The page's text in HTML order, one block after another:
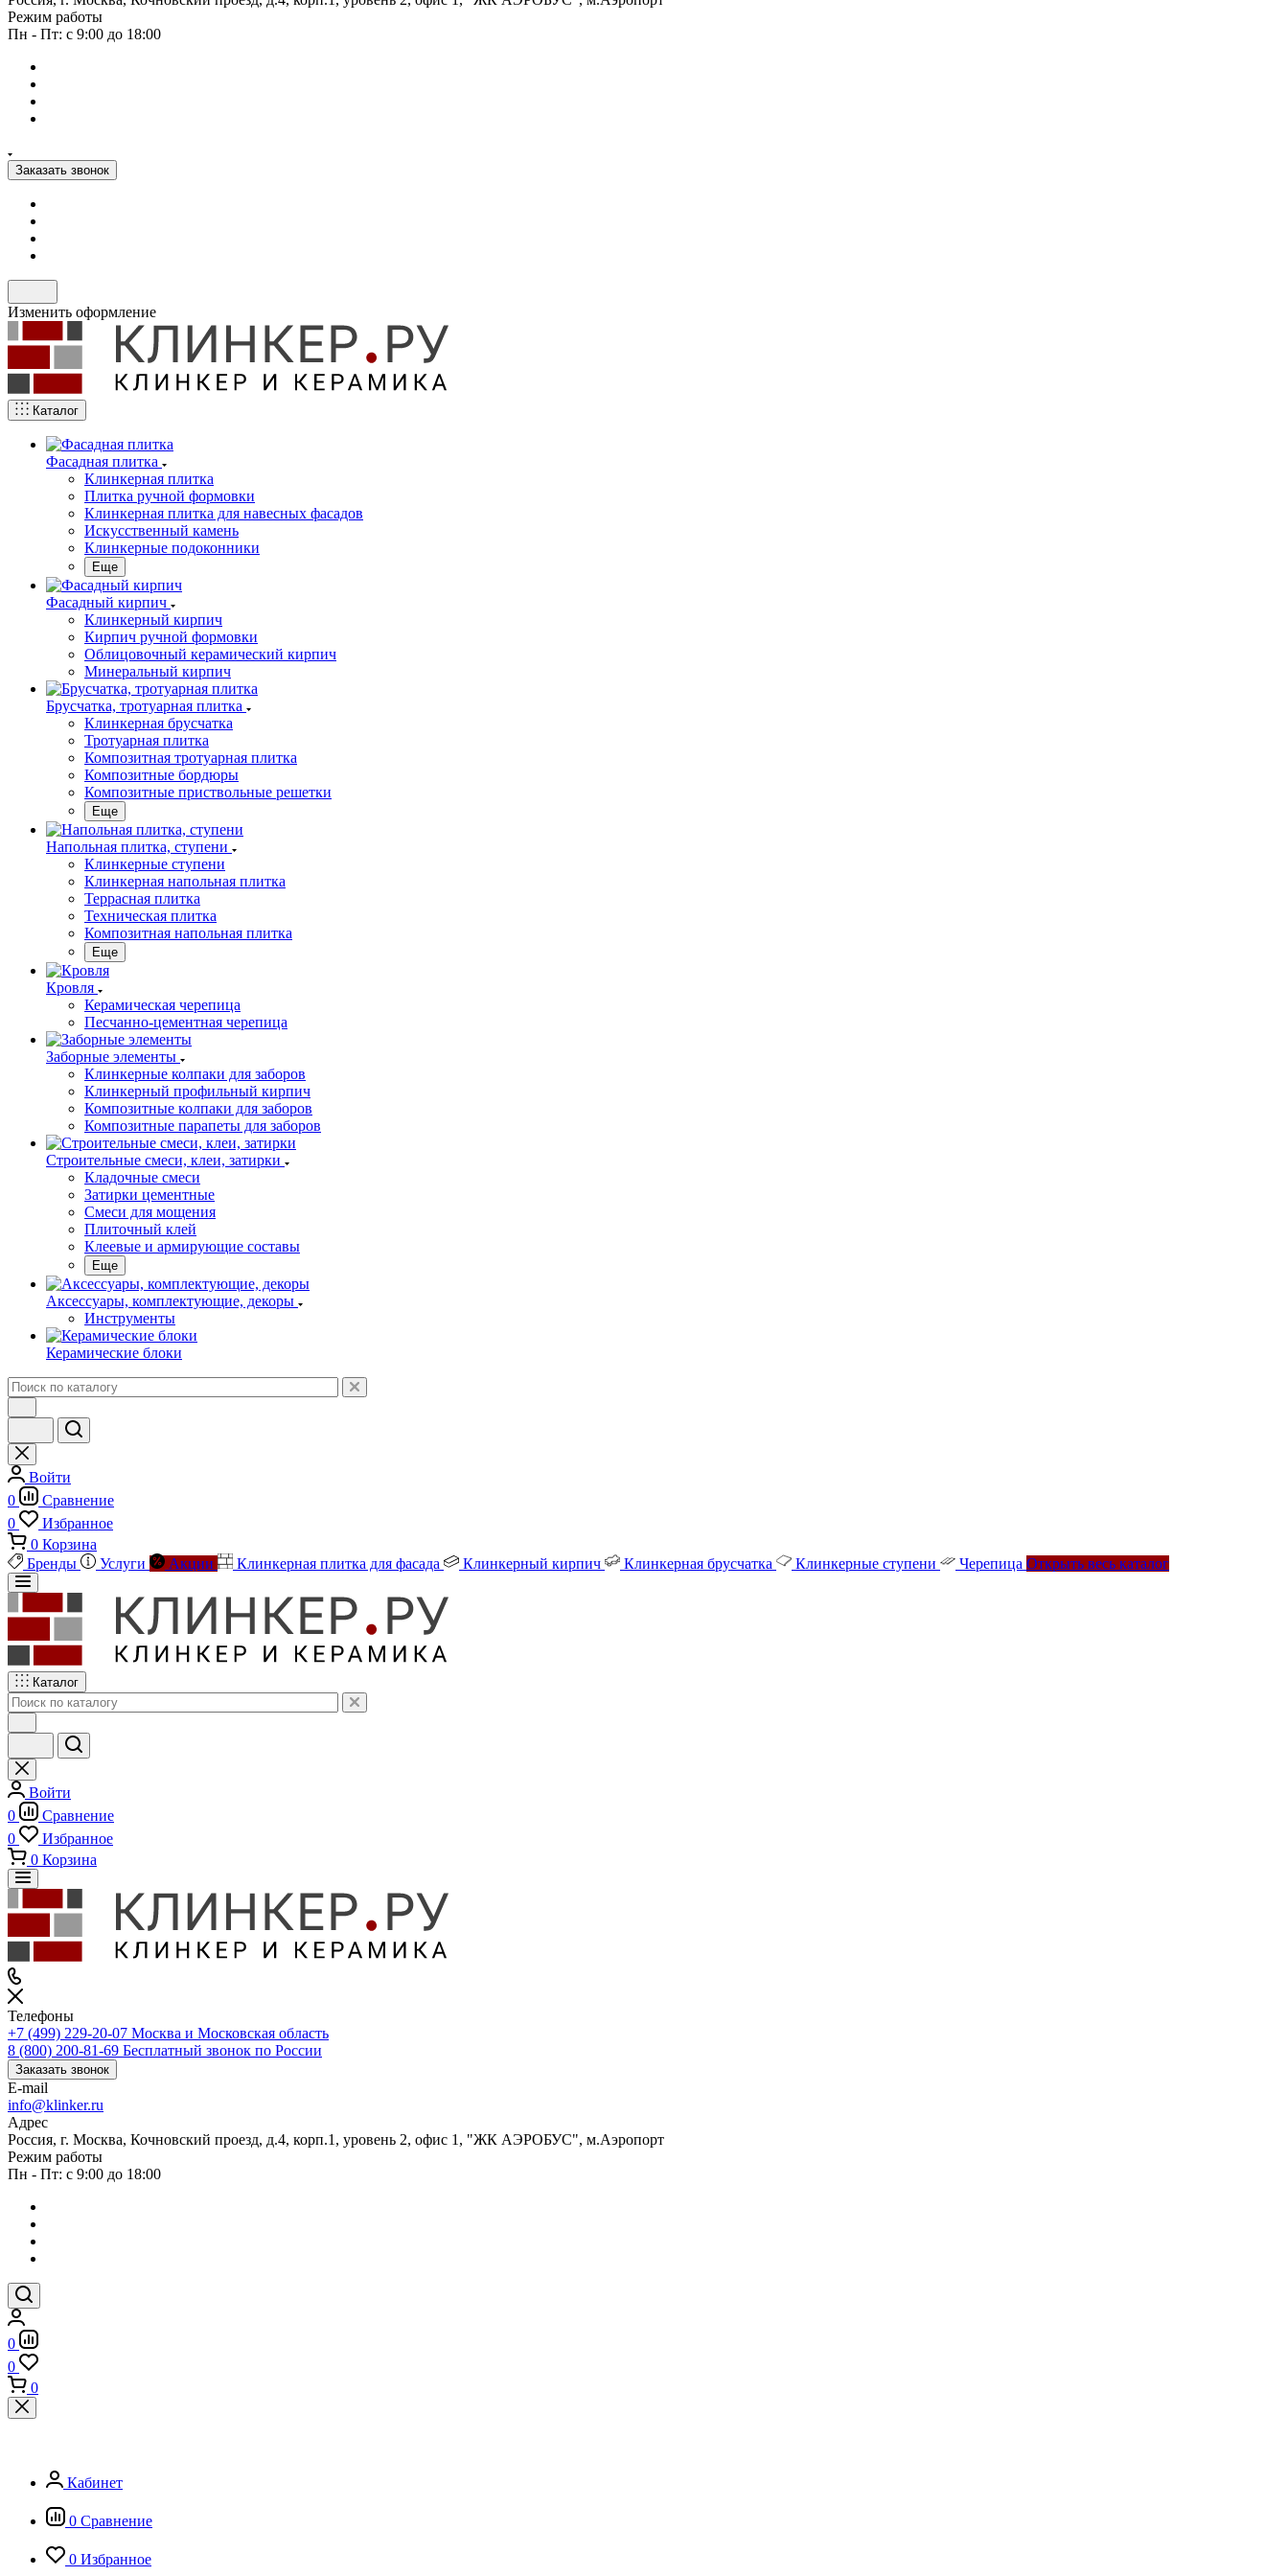
Режим работы
Пн - Пт: с 9:00 до 18:00
Заказать звонок
Изменить оформление
Каталог
Фасадная плитка
Клинкерная плитка
Плитка ручной формовки
Клинкерная плитка для навесных фасадов
Искусственный камень
Клинкерные подоконники
Еще
Фасадный кирпич
Клинкерный кирпич
Кирпич ручной формовки
Облицовочный керамический кирпич
Минеральный кирпич
Брусчатка, тротуарная плитка
Клинкерная брусчатка
Тротуарная плитка
Композитная тротуарная плитка
Композитные бордюры
Композитные приствольные решетки
Еще
Напольная плитка, ступени
Клинкерные ступени
Клинкерная напольная плитка
Террасная плитка
Техническая плитка
Композитная напольная плитка
Еще
Кровля
Керамическая черепица
Песчанно-цементная черепица
Заборные элементы
Клинкерные колпаки для заборов
Клинкерный профильный кирпич
Композитные колпаки для заборов
Композитные парапеты для заборов
Строительные смеси, клеи, затирки
Кладочные смеси
Затирки цементные
Смеси для мощения
Плиточный клей
Клеевые и армирующие составы
Еще
Аксессуары, комплектующие, декоры
Инструменты
Керамические блоки
Войти
0
Сравнение
0
Избранное
0 Корзина
Бренды
Услуги Акции Клинкерная плитка для фасада Клинкерный кирпич Клинкерная брусчатка Клинкерные ступени Черепица Открыть весь каталог
Каталог
Войти
0
Сравнение
0
Избранное
0 Корзина
Телефоны
+7 (499) 229-20-07 Москва и Московская область
8 (800) 200-81-69 Бесплатный звонок по России
Заказать звонок
E-mail
info@klinker.ru
Адрес
Россия, г. Москва, Кочновский проезд, д.4, корп.1, уровень 2, офис 1, "ЖК АЭРОБУС", м.Аэропорт
Режим работы
Пн - Пт: с 9:00 до 18:00
0
0
0
Кабинет
0 Сравнение
0 Избранное